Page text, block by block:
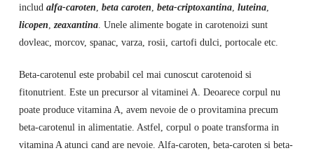
includ alfa-caroten beta caroten beta-criptoxantina, luteina,
licopen zeaxantina. Unele alimente bogate in carotenoizi sunt
dovleac, morcov, spanac, varza, rosii, cartofi dulci, portocale etc.
Beta-carotenul este probabil cel mai cunoscut carotenoid si
fitonutrient. Este un precursor al vitaminei A. Deoarece corpul nu
poate produce vitamina A, avem nevoie de o provitamina precum
beta-carotenul in alimentatie. Astfel, corpul o poate transforma in
vitamina A atunci cand are nevoie. Alfa-caroten, beta-caroten si beta-